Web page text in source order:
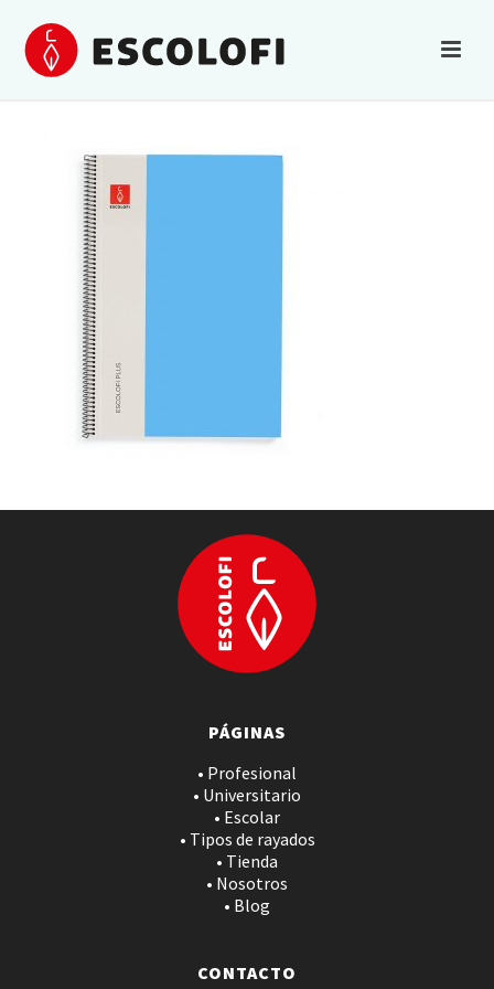
PÁGINAS
• Profesional
• Universitario
• Escolar
• Tipos de rayados
• Tienda
• Nosotros
• Blog
CONTACTO